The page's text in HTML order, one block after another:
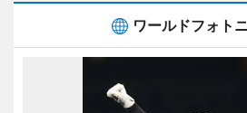
ワールドフォト